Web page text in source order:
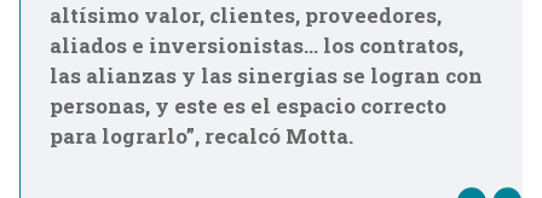
altísimo valor, clientes, proveedores,
aliados e inversionistas… los contratos,
las alianzas y las sinergias se logran con
personas, y este es el espacio correcto
para lograrlo”, recalcó Motta.